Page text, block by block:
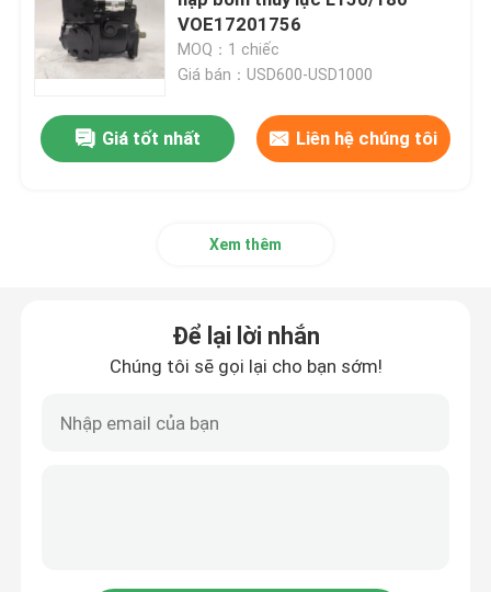
cần cẩu máy xúc
Tàu đào
phụ tùng máy xúc
VOE17201756
MOQ：1 chiếc
Giá bán：USD600-USD1000
Giá tốt nhất Liên hệ chúng tôi
Xem thêm
Để lại lời nhắn
Chúng tôi sẽ gọi lại cho bạn sớm!